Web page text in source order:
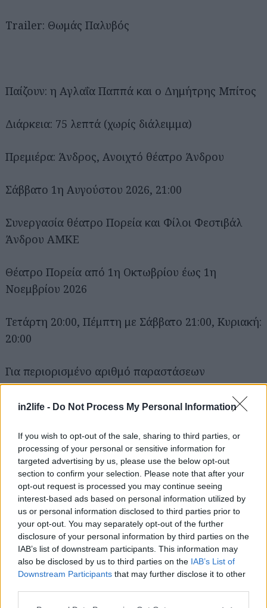
in2life - Do Not Process My Personal Information
If you wish to opt-out of the sale, sharing to third parties, or
processing of your personal or sensitive information for
targeted advertising by us, please use the below opt-out
section to confirm your selection. Please note that after your
opt-out request is processed you may continue seeing
interest-based ads based on personal information utilized by
us or personal information disclosed to third parties prior to
your opt-out. You may separately opt-out of the further
disclosure of your personal information by third parties on the
IAB’s list of downstream participants. This information may
also be disclosed by us to third parties on the IAB’s List of
Downstream Participants that may further disclose it to other
Trailer: Θωμάς Παλυβός
Παίζουν: η Αγλαΐα Παππά και ο Δημήτρης Μπίτος
Διάρκεια: 75 λεπτά (χωρίς διάλειμμα)
Πρεμιέρα: Άνδρος, Ανοιχτό θέατρο Άνδρου
Σάββατο 1η Αυγούστου 2026, 21:00
Συνεργασία θέατρο Πορεία και Φίλοι Φεστιβάλ
Άνδρου ΑΜΚΕ
Θέατρο Πορεία από 1η Οκτωβρίου έως 1η
Νοεμβρίου 2026
Τετάρτη 20:00, Πέμπτη με Σάββατο 21:00, Κυριακή:
20:00
Για περιορισμένο αριθμό παραστάσεων
Site & αγορά εισιτηρίων:
meres/
Η παράσταση Ευτυχισμένες Μέρες
πραγματοποιείται με την αιγίδα και με την
οικονομική υποστήριξη του Υπουργείου
Πολιτισμού.
* Φωτογραφίες Ανδρέας Σιμόπουλος
Αναζήτηση
για...